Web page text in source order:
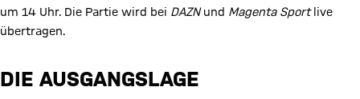
um 14 Uhr. Die Partie wird bei DAZNund Magenta Sportlive
übertragen.
DIE AUSGANGSLAGE